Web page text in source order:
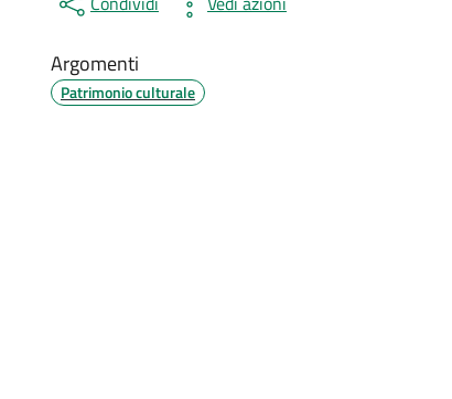
Argomenti
Patrimonio culturale